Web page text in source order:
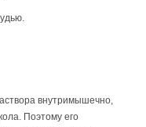
внутримышечно,
Поэтому его